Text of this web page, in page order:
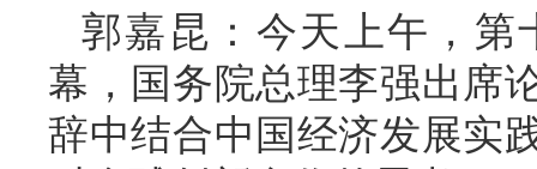
郭嘉昆：今天上午，第
幕，国务院总理李强出席
辞中结合中国经济发展实